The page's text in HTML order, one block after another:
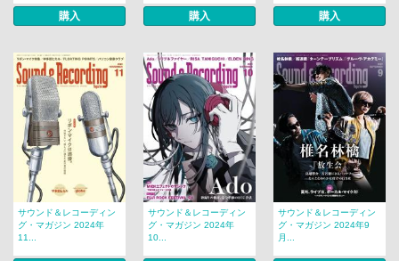
購入 購入 購入
サウンド＆レコーディン
グ・マガジン 2024年
11...
サウンド＆レコーディン
グ・マガジン 2024年
10...
サウンド＆レコーディン
グ・マガジン 2024年9
月...